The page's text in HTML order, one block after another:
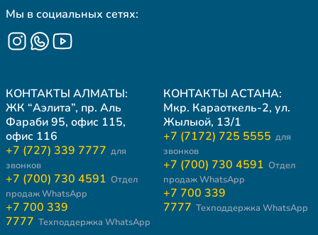
Мы в социальных сетях:
КОНТАКТЫ АЛМАТЫ:
ЖК “Аэлита”, пр. Аль
Фараби 95, офис 115,
офис 116
+7 (727) 339 7777 для
звонков
+7 (700) 730 4591 Отдел
продаж WhatsApp
+7 700 339
7777 Техподдержка WhatsApp
КОНТАКТЫ АСТАНА:
Мкр. Караоткель-2, ул.
Жылыой, 13/1
+7 (7172) 725 5555 для
звонков
+7 (700) 730 4591 Отдел
продаж WhatsApp
+7 700 339
7777 Техподдержка WhatsApp